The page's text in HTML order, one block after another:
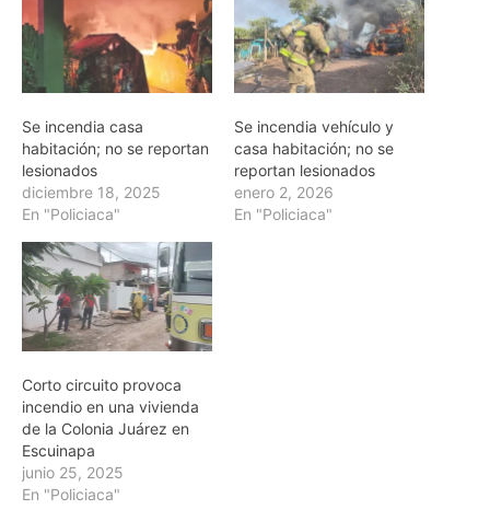
Se incendia casa
habitación; no se reportan
lesionados
diciembre 18, 2025
En "Policiaca"
Se incendia vehículo y
casa habitación; no se
reportan lesionados
enero 2, 2026
En "Policiaca"
Corto circuito provoca
incendio en una vivienda
de la Colonia Juárez en
Escuinapa
junio 25, 2025
En "Policiaca"